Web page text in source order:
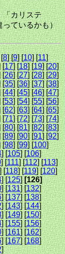
「カリステ
っているかも）
8] [9] [10] [11]
[17] [18] [19] [20]
[26] [27] [28] [29]
[35] [36] [37] [38]
[44] [45] [46] [47]
[53] [54] [55] [56]
[62] [63] [64] [65]
[71] [72] [73] [74]
[80] [81] [82] [83]
[89] [90] [91] [92]
[98] [99] [100]
] [105] [106]
] [111] [112] [113]
] [118] [119] [120]
] [125][126]
] [131] [132]
] [137] [138]
] [143] [144]
] [149] [150]
] [155] [156]
] [161] [162]
] [167] [168]
]